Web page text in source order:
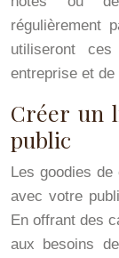
régulièrement
utiliseront
entreprise et
Créer un
public
Les goodies
avec votre
En offrant des
aux besoins